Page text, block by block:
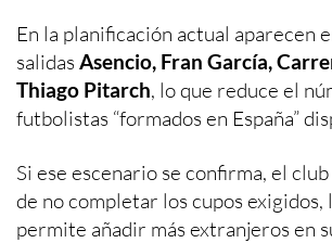
En la planificación actual aparecen
salidas Asencio, Fran García,
Thiago Pitarch, lo que reduce el
futbolistas “formados en España”
Si ese escenario se confirma, el
de no completar los cupos exigidos,
permite añadir más extranjeros en